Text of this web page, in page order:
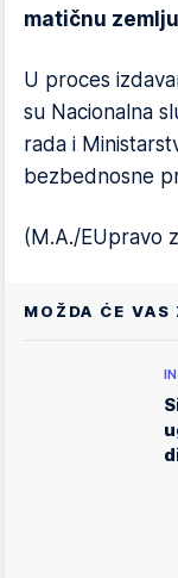
matičnu
U proces
su Nacionalna
rada i
bezbednosne
(M.A./EUpravo
MOŽDA ĆE VAS